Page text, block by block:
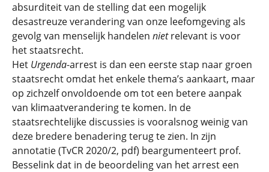
absurditeit van de stelling dat een mogelijk
desastreuze verandering van onze leefomgeving als
gevolg van menselijk handelen nietrelevant is voor
het staatsrecht.
Het Urgenda-arrest is dan een eerste stap naar groen
staatsrecht omdat het enkele thema’s aankaart, maar
op zichzelf onvoldoende om tot een betere aanpak
van klimaatverandering te komen. In de
staatsrechtelijke discussies is vooralsnog weinig van
deze bredere benadering terug te zien. In zijn
annotatie (TvCR 2020/2, pdf) beargumenteert prof.
Besselink dat in de beoordeling van het arrest een